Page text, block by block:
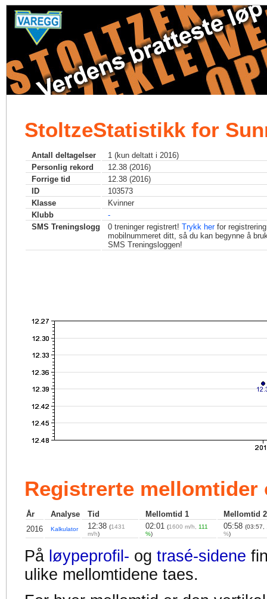
StoltzeStatistikk for
Antall deltagelser
1 (kun deltatt i 2016)
Personlig rekord
12.38 (2016)
Forrige tid
12.38 (2016)
ID
103573
Klasse
Kvinner
Klubb
-
SMS Treningslogg
0 treninger registrert! Trykk herfor
mobilnummeret ditt, så du kan begynne å
SMS Treningsloggen!
Registrerte mellomtider
År Analyse Tid Mellomtid 1
Mellomtid 2
2016
Kalkulator 12:38 (1431
m/h)
02:01 (1600 m/h, 111
%)
05:58 (03:57,
%)
På løypeprofil- og trasé-sidene
ulike mellomtidene taes.